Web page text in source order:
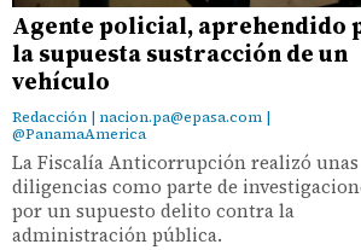
Agente policial, aprehendido
la supuesta sustracción de un
vehículo
Redacción | nacion.pa@epasa.com |
@PanamaAmerica
La Fiscalía Anticorrupción realizó unas
diligencias como parte de
por un supuesto delito contra la
administración pública.